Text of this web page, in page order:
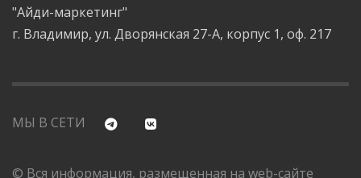
"Айди-маркетинг"
г. Владимир, ул. Дворянская 27-А, корпус 1, оф. 217
МЫ В СЕТИ
© Вся информация, размещенная на web-сайте